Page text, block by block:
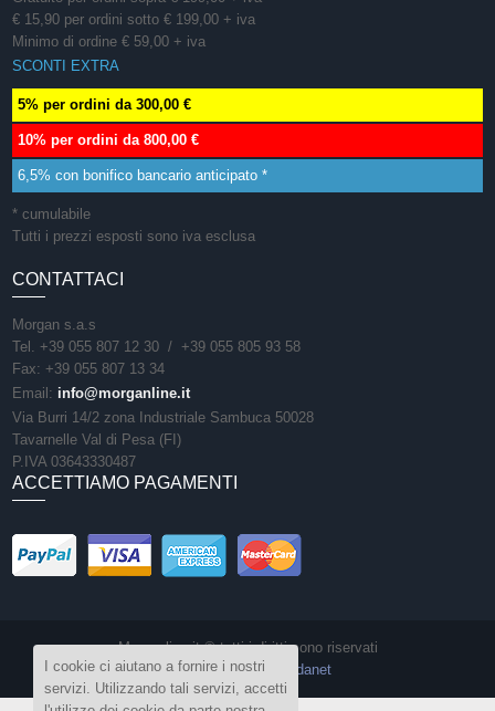
€ 15,90 per ordini sotto € 199,00 + iva
Minimo di ordine € 59,00 + iva
SCONTI EXTRA
5% per ordini da 300,00 €
10% per ordini da 800,00 €
6,5% con bonifico bancario anticipato *
* cumulabile
Tutti i prezzi esposti sono iva esclusa
CONTATTACI
Morgan s.a.s
Tel. +39 055 807 12 30 / +39 055 805 93 58
Fax: +39 055 807 13 34
Email: info@morganline.it
Via Burri 14/2 zona Industriale Sambuca 50028
Tavarnelle Val di Pesa (FI)
P.IVA 03643330487
ACCETTIAMO PAGAMENTI
Morganline.it © tutti i diritti sono riservati
Sito realizzato da
Vedanet
I cookie ci aiutano a fornire i nostri
servizi. Utilizzando tali servizi, accetti